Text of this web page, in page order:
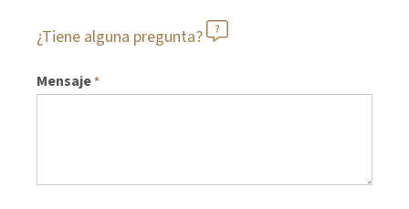
¿Tiene alguna pregunta?
Mensaje*